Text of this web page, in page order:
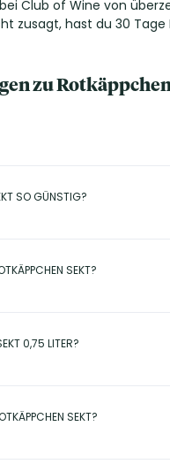
Club of Wine von
zusagt, hast du 30 Tage
zu
SO GÜNSTIG?
SEKT?
0,75 LITER?
SEKT?